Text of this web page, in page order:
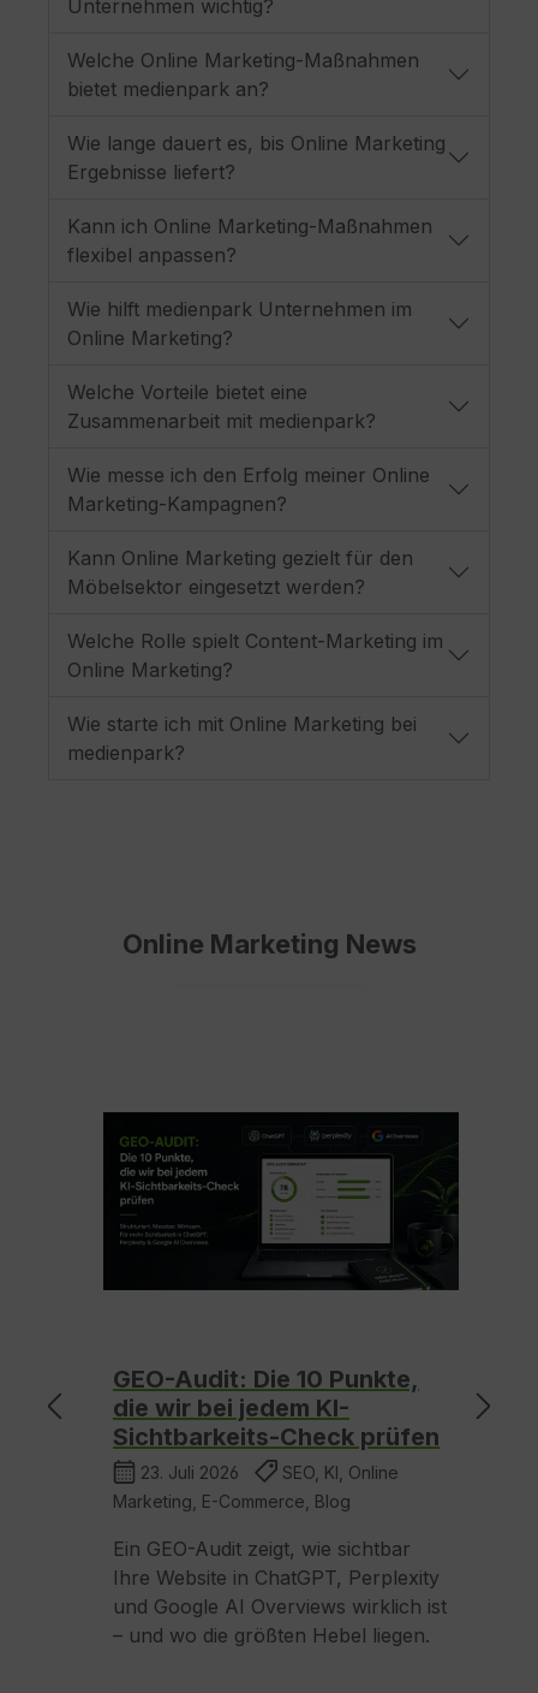
Unternehmen wichtig?
Welche Online Marketing-Maßnahmen
bietet medienpark an?
Wie lange dauert es, bis Online Marketing
Ergebnisse liefert?
Kann ich Online Marketing-Maßnahmen
flexibel anpassen?
Wie hilft medienpark Unternehmen im
Online Marketing?
Welche Vorteile bietet eine
Zusammenarbeit mit medienpark?
Wie messe ich den Erfolg meiner Online
Marketing-Kampagnen?
Kann Online Marketing gezielt für den
Möbelsektor eingesetzt werden?
Welche Rolle spielt Content-Marketing im
Online Marketing?
Wie starte ich mit Online Marketing bei
medienpark?
Online Marketing News
GEO-Audit: Die 10 Punkte,
die wir bei jedem KI-
Sichtbarkeits-Check prüfen
23. Juli 2026
SEO, KI, Online
Marketing, E-Commerce, Blog
Ein GEO-Audit zeigt, wie sichtbar
Ihre Website in ChatGPT, Perplexity
und Google AI Overviews wirklich ist
– und wo die größten Hebel liegen.